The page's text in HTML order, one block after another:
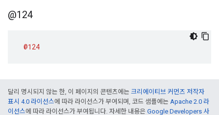
@124
@124
달리 명시되지 않는 한, 이 페이지의 콘텐츠에는 크리에이티브 커먼즈 저작자
표시 4.0 라이선스에 따라 라이선스가 부여되며, 코드 샘플에는 Apache 2.0 라
이선스에 따라 라이선스가 부여됩니다. 자세한 내용은 Google Developers 사